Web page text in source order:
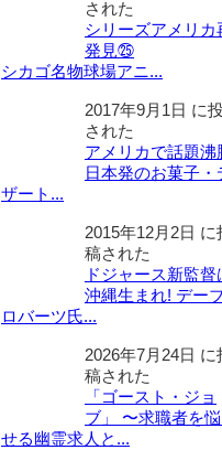
された
シリーズアメリカ
発見㉕
シカゴ名物球場アニ...
2017年9月1日 に
された
アメリカで話題沸
日本発のお菓子・
ザート...
2015年12月2日 に
稿された
ドジャース新監督
沖縄生まれ! デー
ロバーツ氏...
2026年7月24日 に
稿された
「ゴースト・ジョ
ブ」 〜求職者を悩
せる幽霊求人と...